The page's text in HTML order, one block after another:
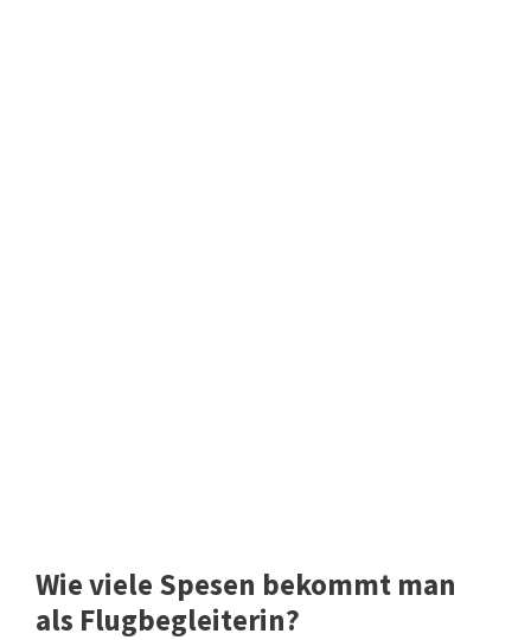
Wie viele Spesen bekommt man
als Flugbegleiterin?